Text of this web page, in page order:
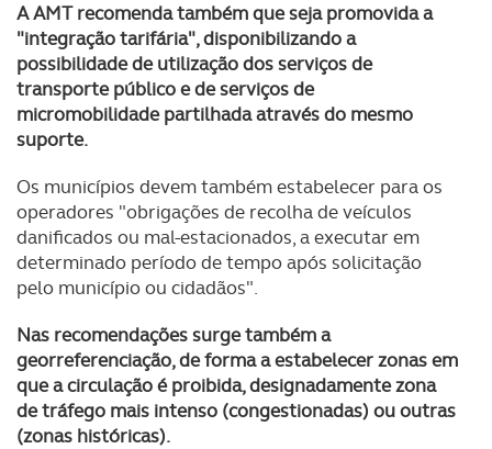
A AMT recomenda também que seja promovida a
"integração tarifária", disponibilizando a
possibilidade de utilização dos serviços de
transporte público e de serviços de
micromobilidade partilhada através do mesmo
suporte.
Os municípios devem também estabelecer para os
operadores "obrigações de recolha de veículos
danificados ou mal-estacionados, a executar em
determinado período de tempo após solicitação
pelo município ou cidadãos".
Nas recomendações surge também a
georreferenciação, de forma a estabelecer zonas em
que a circulação é proibida, designadamente zona
de tráfego mais intenso (congestionadas) ou outras
(zonas históricas).